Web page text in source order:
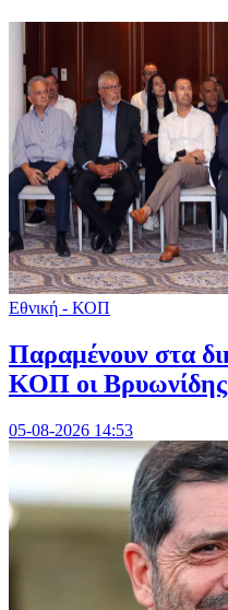
Εθνική - ΚΟΠ
Παραμένουν στα
ΚΟΠ οι Βρυωνίδης
05-08-2026 14:53